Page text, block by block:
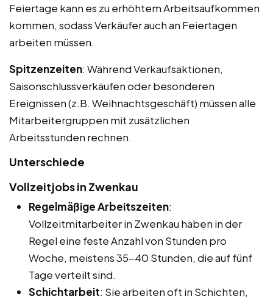
Feiertage kann es zu erhöhtem Arbeitsaufkommen
kommen, sodass Verkäufer auch an Feiertagen
arbeiten müssen.
Spitzenzeiten: Während Verkaufsaktionen,
Saisonschlussverkäufen oder besonderen
Ereignissen (z.B. Weihnachtsgeschäft) müssen alle
Mitarbeitergruppen mit zusätzlichen
Arbeitsstunden rechnen.
Unterschiede
Vollzeitjobs in Zwenkau
Regelmäßige Arbeitszeiten:
Vollzeitmitarbeiter in Zwenkau haben in der
Regel eine feste Anzahl von Stunden pro
Woche, meistens 35-40 Stunden, die auf fünf
Tage verteilt sind.
Schichtarbeit: Sie arbeiten oft in Schichten,